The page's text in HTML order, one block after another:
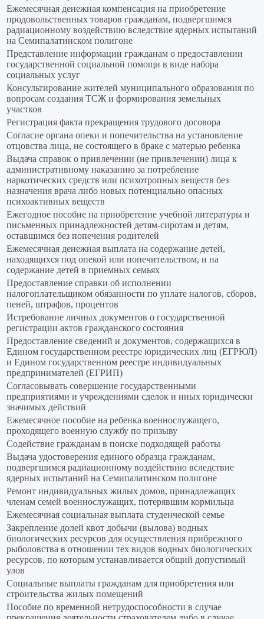
Ежемесячная денежная компенсация на приобретение
продовольственных товаров гражданам, подвергшимся
радиационному воздействию вследствие ядерных испытаний
на Семипалатинском полигоне
Представление информации гражданам о предоставлении
государственной социальной помощи в виде набора
социальных услуг
Консультирование жителей муниципального образования по
вопросам создания ТСЖ и формирования земельных
участков
Регистрация факта прекращения трудового договора
Согласие органа опеки и попечительства на установление
отцовства лица, не состоящего в браке с матерью ребенка
Выдача справок о привлечении (не привлечении) лица к
административному наказанию за потребление
наркотических средств или психотропных веществ без
назначения врача либо новых потенциально опасных
психоактивных веществ
Ежегодное пособие на приобретение учебной литературы и
письменных принадлежностей детям-сиротам и детям,
оставшимся без попечения родителей
Ежемесячная денежная выплата на содержание детей,
находящихся под опекой или попечительством, и на
содержание детей в приемных семьях
Предоставление справки об исполнении
налогоплательщиком обязанности по уплате налогов, сборов,
пеней, штрафов, процентов
Истребование личных документов о государственной
регистрации актов гражданского состояния
Предоставление сведений и документов, содержащихся в
Едином государственном реестре юридических лиц (ЕГРЮЛ)
и Едином государственном реестре индивидуальных
предпринимателей (ЕГРИП)
Согласовывать совершение государственными
предприятиями и учреждениями сделок и иных юридически
значимых действий
Ежемесячное пособие на ребенка военнослужащего,
проходящего военную службу по призыву
Содействие гражданам в поиске подходящей работы
Выдача удостоверения единого образца гражданам,
подвергшимся радиационному воздействию вследствие
ядерных испытаний на Семипалатинском полигоне
Ремонт индивидуальных жилых домов, принадлежащих
членам семей военнослужащих, потерявшим кормильца
Ежемесячная социальная выплата студенческой семье
Закрепление долей квот добычи (вылова) водных
биологических ресурсов для осуществления прибрежного
рыболовства в отношении тех видов водных биологических
ресурсов, по которым устанавливается общий допустимый
улов
Социальные выплаты гражданам для приобретения или
строительства жилых помещений
Пособие по временной нетрудоспособности в случае